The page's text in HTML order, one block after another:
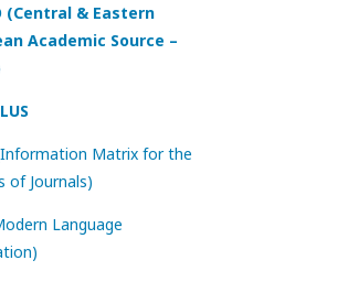
(Central & Eastern
Academic Source –
Matrix for the
of Journals)
Language